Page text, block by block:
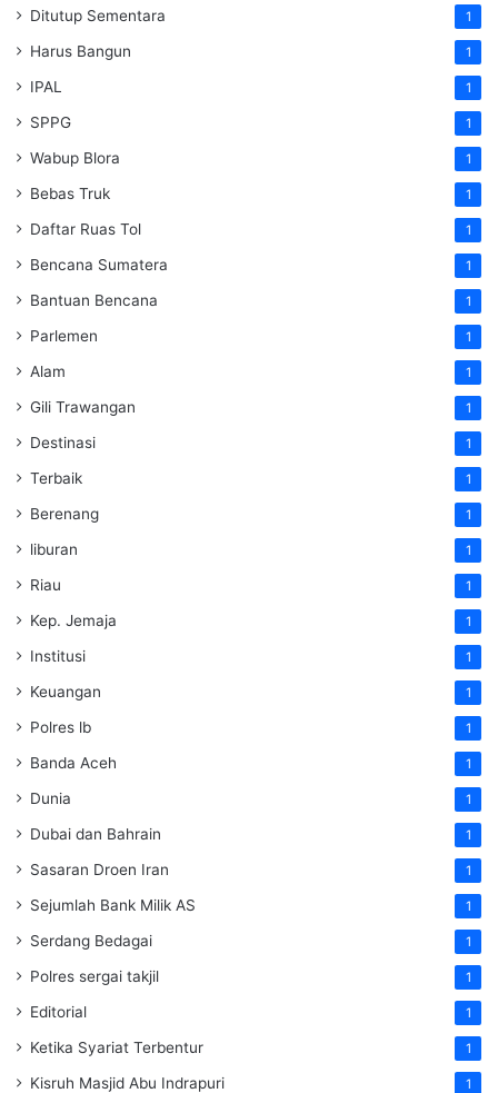
Ditutup Sementara 1
Harus Bangun 1
IPAL 1
SPPG 1
Wabup Blora 1
Bebas Truk 1
Daftar Ruas Tol 1
Bencana Sumatera 1
Bantuan Bencana 1
Parlemen 1
Alam 1
Gili Trawangan 1
Destinasi 1
Terbaik 1
Berenang 1
liburan 1
Riau 1
Kep. Jemaja 1
Institusi 1
Keuangan 1
Polres lb 1
Banda Aceh 1
Dunia 1
Dubai dan Bahrain 1
Sasaran Droen Iran 1
Sejumlah Bank Milik AS 1
Serdang Bedagai 1
Polres sergai takjil 1
Editorial 1
Ketika Syariat Terbentur 1
Kisruh Masjid Abu Indrapuri 1